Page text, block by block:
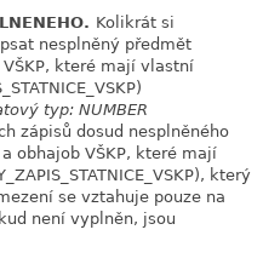
Kolikrát si
nesplněný předmět
které mají vlastní
typ: NUMBER
zápisů dosud nesplněného
obhajob VŠKP, které mají
který
se vztahuje pouze na
není vyplněn, jsou